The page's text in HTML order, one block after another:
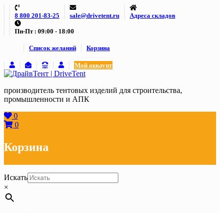
Skip
content
8 800 201-83-25 sale@drivetent.ru Адреса складов
Пн-Пт : 09:00 - 18:00
Список желаний Корзина
Мой аккаунт
производитель тентовых изделий для строительства,
промышленности и АПК
0
0
Корзина
Искать
×